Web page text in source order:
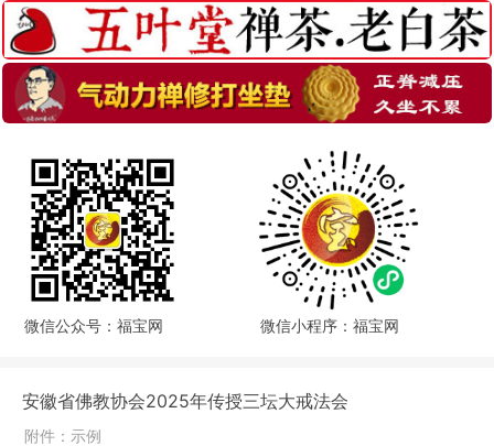
微信公众号：福宝网 微信小程序：福宝网
安徽省佛教协会2025年传授三坛大戒法会
附件：示例